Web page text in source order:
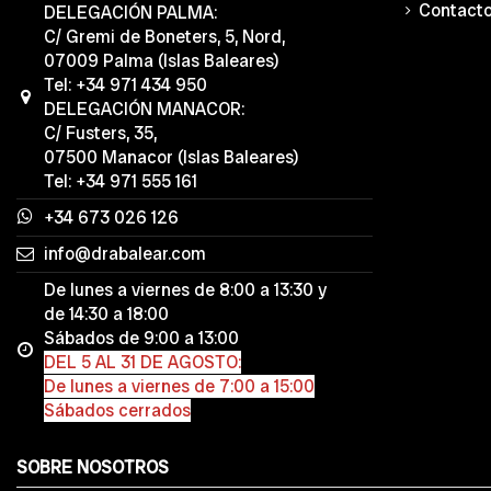
DELEGACIÓN PALMA:
C/ Gremi de Boneters, 5, Nord,
07009 Palma (Islas Baleares)
Tel: +34 971 434 950
DELEGACIÓN MANACOR:
C/ Fusters, 35,
07500 Manacor (Islas Baleares)
Tel: +34 971 555 161
+34 673 026 126
info@drabalear.com
De lunes a viernes de 8:00 a 13:30 y
de 14:30 a 18:00
Sábados de 9:00 a 13:00
DEL 5 AL 31 DE AGOSTO:
De lunes a viernes de 7:00 a 15:00
Sábados cerrados
SOBRE NOSOTROS